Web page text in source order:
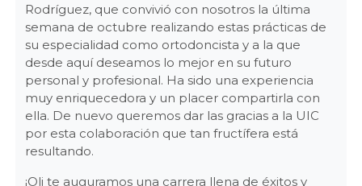
Rodríguez, que convivió con nosotros la última
semana de octubre realizando estas prácticas de
su especialidad como ortodoncista y a la que
desde aquí deseamos lo mejor en su futuro
personal y profesional. Ha sido una experiencia
muy enriquecedora y un placer compartirla con
ella. De nuevo queremos dar las gracias a la UIC
por esta colaboración que tan fructífera está
resultando.
¡Oli te auguramos una carrera llena de éxitos y